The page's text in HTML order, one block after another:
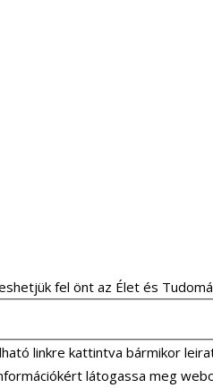
fel önt az Élet és
linkre kattintva bármikor
látogassa meg